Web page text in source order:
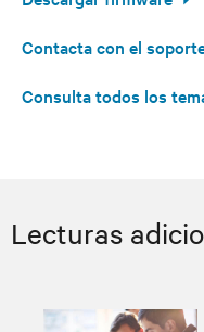
Contacta con el
Consulta todos los
Lecturas